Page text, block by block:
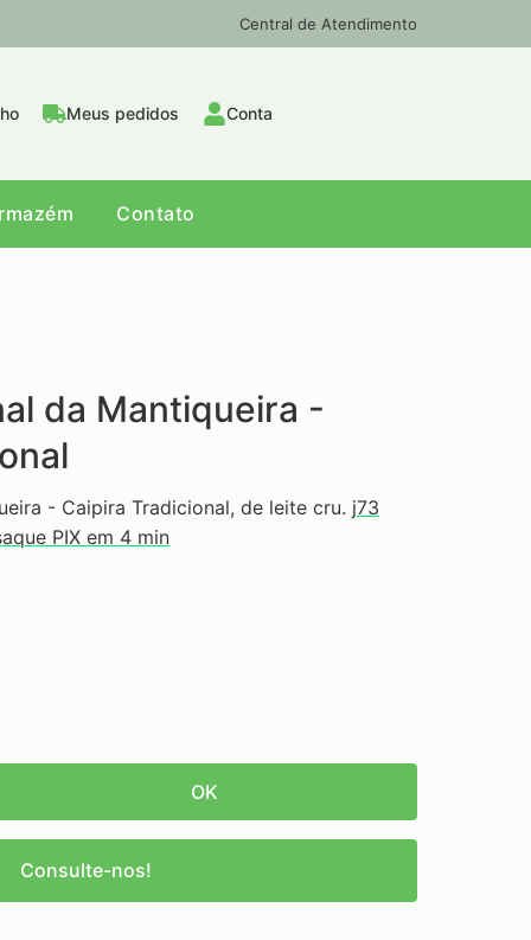
Central de Atendimento
Meus pedidos Conta
Contato
da Mantiqueira -
- Caipira Tradicional, de leite cru. j73
PIX em 4 min
OK
Consulte-nos!